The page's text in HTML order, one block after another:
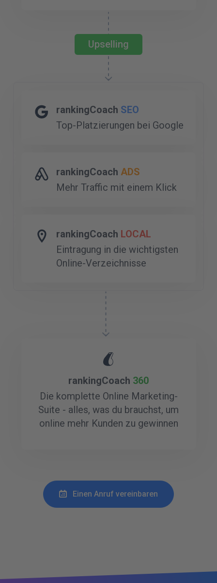
Upselling
rankingCoach SEO
Top-Platzierungen bei Google
rankingCoach ADS
Mehr Traffic mit einem Klick
rankingCoach LOCAL
Eintragung in die wichtigsten
Online-Verzeichnisse
rankingCoach 360
Die komplette Online Marketing-
Suite - alles, was du brauchst, um
online mehr Kunden zu gewinnen
Einen Anruf vereinbaren